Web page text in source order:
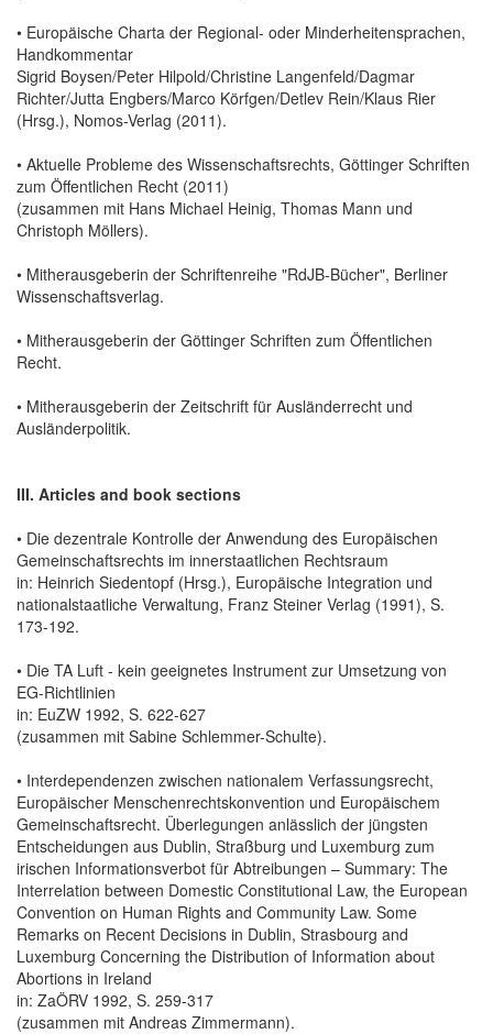
• Europäische Charta der Regional- oder Minderheitensprachen,
Handkommentar
Sigrid Boysen/Peter Hilpold/Christine Langenfeld/Dagmar
Richter/Jutta Engbers/Marco Körfgen/Detlev Rein/Klaus Rier
(Hrsg.), Nomos-Verlag (2011).
• Aktuelle Probleme des Wissenschaftsrechts, Göttinger Schriften
zum Öffentlichen Recht (2011)
(zusammen mit Hans Michael Heinig, Thomas Mann und
Christoph Möllers).
• Mitherausgeberin der Schriftenreihe "RdJB-Bücher", Berliner
Wissenschaftsverlag.
• Mitherausgeberin der Göttinger Schriften zum Öffentlichen
Recht.
• Mitherausgeberin der Zeitschrift für Ausländerrecht und
Ausländerpolitik.
III. Articles and book sections
• Die dezentrale Kontrolle der Anwendung des Europäischen
Gemeinschaftsrechts im innerstaatlichen Rechtsraum
in: Heinrich Siedentopf (Hrsg.), Europäische Integration und
nationalstaatliche Verwaltung, Franz Steiner Verlag (1991), S.
173-192.
• Die TA Luft - kein geeignetes Instrument zur Umsetzung von
EG-Richtlinien
in: EuZW 1992, S. 622-627
(zusammen mit Sabine Schlemmer-Schulte).
• Interdependenzen zwischen nationalem Verfassungsrecht,
Europäischer Menschenrechtskonvention und Europäischem
Gemeinschaftsrecht. Überlegungen anlässlich der jüngsten
Entscheidungen aus Dublin, Straßburg und Luxemburg zum
irischen Informationsverbot für Abtreibungen – Summary: The
Interrelation between Domestic Constitutional Law, the European
Convention on Human Rights and Community Law. Some
Remarks on Recent Decisions in Dublin, Strasbourg and
Luxemburg Concerning the Distribution of Information about
Abortions in Ireland
in: ZaÖRV 1992, S. 259-317
(zusammen mit Andreas Zimmermann).